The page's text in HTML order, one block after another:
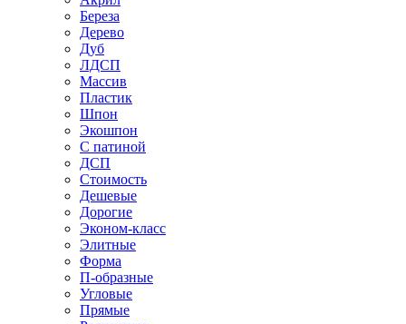
Береза
Дерево
Дуб
ЛДСП
Массив
Пластик
Шпон
Экошпон
С патиной
ДСП
Стоимость
Дешевые
Дорогие
Эконом-класс
Элитные
Форма
П-образные
Угловые
Прямые